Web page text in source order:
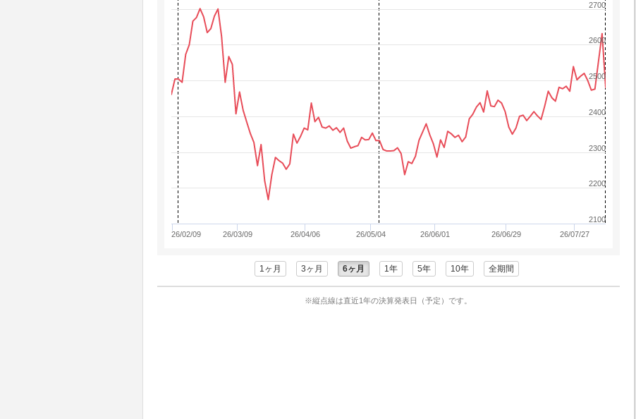
26/02/09 26/03/09 26/04/06 26/05/04 26/06/01 26/06/29 26/07/27
2100
2200
2300
2400
2500
2600
2700
1ヶ月 3ヶ月 6ヶ月 1年 5年 10年 全期間
※縦点線は直近1年の決算発表日（予定）です。